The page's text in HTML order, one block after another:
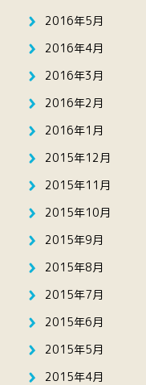
2016年5月
2016年4月
2016年3月
2016年2月
2016年1月
2015年12月
2015年11月
2015年10月
2015年9月
2015年8月
2015年7月
2015年6月
2015年5月
2015年4月